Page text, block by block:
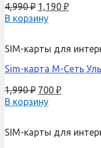
4,990₽ 1,190 ₽
В корзину
SIM-карты для
Sim-карта М-Сеть
1,990₽ 700 ₽
В корзину
SIM-карты для